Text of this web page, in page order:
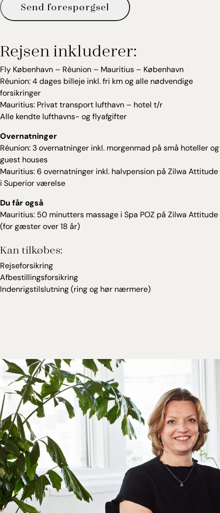
Send forespørgsel
Rejsen inkluderer:
Fly København – Réunion – Mauritius – København
Réunion: 4 dages billeje inkl. fri km og alle nødvendige
forsikringer
Mauritius: Privat transport lufthavn – hotel t/r
Alle kendte lufthavns- og flyafgifter
Overnatninger
Réunion: 3 overnatninger inkl. morgenmad på små hoteller og
guest houses
Mauritius: 6 overnatninger inkl. halvpension på Zilwa Attitude
i Superior værelse
Du får også
Mauritius: 50 minutters massage i Spa POZ på Zilwa Attitude
(for gæster over 18 år)
Kan tilkøbes:
Rejseforsikring
Afbestillingsforsikring
Indenrigstilslutning (ring og hør nærmere)